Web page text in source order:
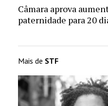
Câmara aprova
paternidade para 20
Mais de STF